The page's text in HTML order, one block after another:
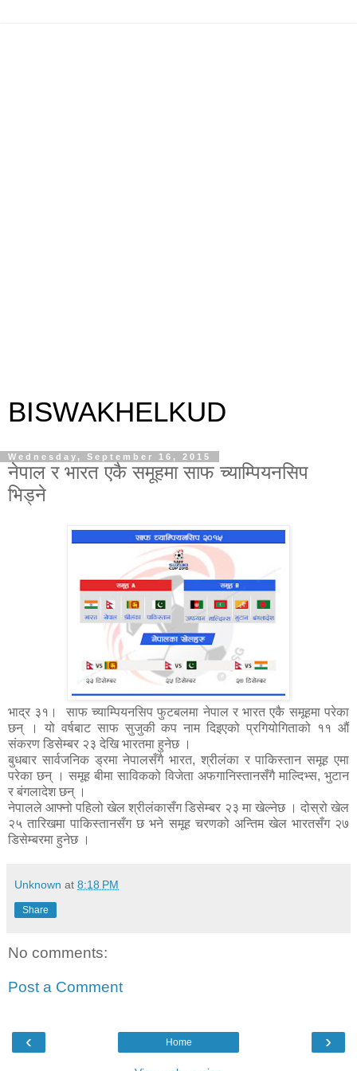
BISWAKHELKUD
Wednesday, September 16, 2015
नेपाल र भारत एकै समूहमा साफ च्याम्पियनसिप
भिड्ने
भाद्र ३१। साफ च्याम्पियनसिप फुटबलमा नेपाल र भारत एकै समूहमा परेका
छन् । यो वर्षबाट साफ सुजुकी कप नाम दिइएको प्रगियोगिताको ११ औं
संकरण डिसेम्बर २३ देखि भारतमा हुनेछ ।
बुधबार सार्वजनिक ड्रमा नेपालसँगै भारत, श्रीलंका र पाकिस्तान समूह एमा
परेका छन् । समूह बीमा साविकको विजेता अफगानिस्तानसँगै माल्दिभ्स, भुटान
र बंगलादेश छन् ।
नेपालले आफ्नो पहिलो खेल श्रीलंकासँग डिसेम्बर २३ मा खेल्नेछ । दोस्रो खेल
२५ तारिखमा पाकिस्तानसँग छ भने समूह चरणको अन्तिम खेल भारतसँग २७
डिसेम्बरमा हुनेछ ।
Unknown at 8:18 PM
Share
No comments:
Post a Comment
‹ ›
Home